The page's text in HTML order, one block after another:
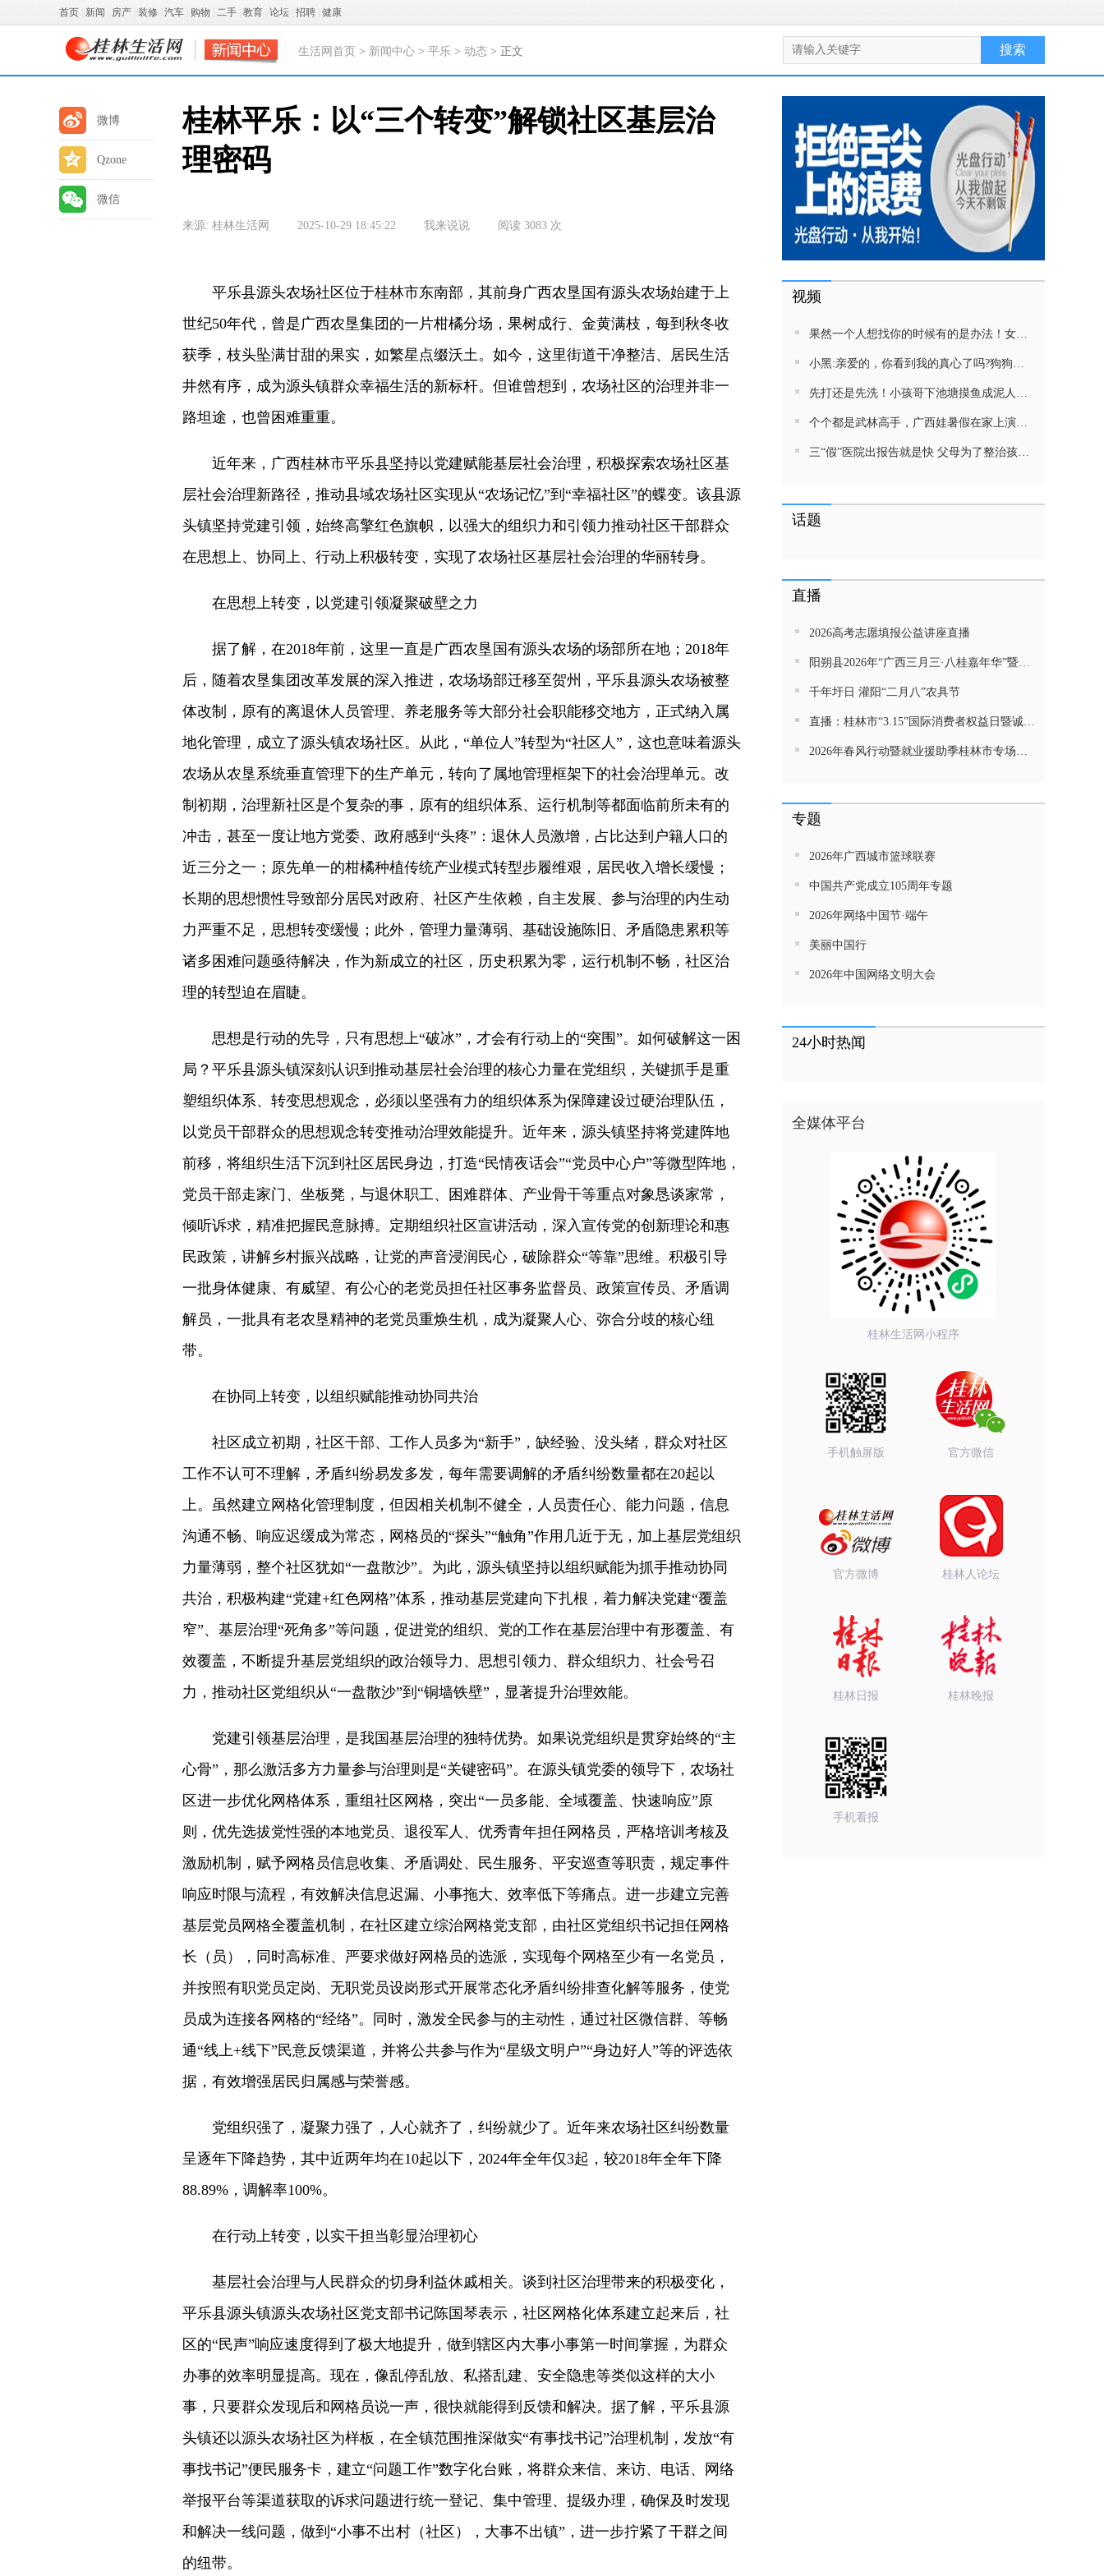
首页 新闻 房产 装修 汽车 购物 二手 教育 论坛 招聘 健康
生活网首页 > 新闻中心 > 平乐 > 动态 > 正文
微博
Qzone
微信
桂林平乐：以“三个转变”解锁社区基层治
理密码
来源: 桂林生活网 2025-10-29 18:45:22 我来说说 阅读 3083 次
平乐县源头农场社区位于桂林市东南部 ， 其前身广西农垦国有源头农场始建于上
世纪50年代 ， 曾是广西农垦集团的一片柑橘分场，果树成行、金黄满枝，每到秋冬收
获季，枝头坠满甘甜的果实，如繁星点缀沃土。如今，这里街道干净整洁、居民生活
井然有序，成为源头镇群众幸福生活的新标杆。 但谁曾想到，农场社区的治理并非一
路坦途，也曾困难重重。
近年来，广西桂林市平乐县坚持以党建赋能基层社会治理，积极探索农场社区基
层社会治理新路径，推动县域农场社区实现从“农场记忆”到“幸福社区”的蝶变。该县源
头镇坚持党建引领，始终高擎红色旗帜，以强大的组织力和引领力推动社区干部群众
在思想上、协同上、行动上积极转变，实现了农场社区基层社会治理的华丽转身。
在思想上转变，以党建引领凝聚破壁之力
据了解，在2018年前，这里一直是广西农垦国有源头农场的场部所在地；2018年
后，随着农垦集团改革发展的深入推进，农场场部迁移至贺州，平乐县源头农场被整
体改制，原有的离退休人员管理、养老服务等大部分社会职能移交地方，正式纳入属
地化管理，成立了源头镇农场社区。从此，“单位人”转型为“社区人”，这也意味着源头
农场从农垦系统垂直管理下的生产单元，转向了属地管理框架下的社会治理单元。改
制初期，治理新社区是个复杂的事，原有的组织体系、运行机制等都面临前所未有的
冲击，甚至一度让地方党委、政府感到“头疼”：退休人员激增，占比达到户籍人口的
近三分之一；原先单一的柑橘种植传统产业模式转型步履维艰，居民收入增长缓慢；
长期的思想惯性导致部分居民对政府、社区产生依赖，自主发展、参与治理的内生动
力严重不足，思想转变缓慢；此外，管理力量薄弱、基础设施陈旧、矛盾隐患累积等
诸多困难问题亟待解决，作为新成立的社区，历史积累为零，运行机制不畅，社区治
理的转型迫在眉睫。
思想是行动的先导，只有思想上“破冰”，才会有行动上的“突围”。如何破解这一困
局？平乐县源头镇深刻认识到推动基层社会治理的核心力量在党组织，关键抓手是重
塑组织体系、转变思想观念，必须以坚强有力的组织体系为保障建设过硬治理队伍，
以党员干部群众的思想观念转变推动治理效能提升。近年来，源头镇坚持将党建阵地
前移，将组织生活下沉到社区居民身边，打造“民情夜话会”“党员中心户”等微型阵地，
党员干部走家门、坐板凳，与退休职工、困难群体、产业骨干等重点对象恳谈家常，
倾听诉求，精准把握民意脉搏。定期组织社区宣讲活动，深入宣传党的创新理论和惠
民政策，讲解乡村振兴战略，让党的声音浸润民心，破除群众“等靠”思维。积极引导
一批身体健康、有威望、有公心的老党员担任社区事务监督员、政策宣传员、矛盾调
解员，一批具有老农垦精神的老党员重焕生机，成为凝聚人心、弥合分歧的核心纽
带。
在协同上转变，以组织赋能推动协同共治
社区成立初期，社区干部、工作人员多为“新手”，缺经验、没头绪，群众对社区
工作不认可不理解，矛盾纠纷易发多发，每年需要调解的矛盾纠纷数量都在20起以
上。虽然建立网格化管理制度，但因相关机制不健全，人员责任心、能力问题，信息
沟通不畅、响应迟缓成为常态，网格员的“探头”“触角”作用几近于无，加上基层党组织
力量薄弱，整个社区犹如“一盘散沙”。为此，源头镇坚持以组织赋能为抓手推动协同
共治，积极构建“党建+红色网格”体系，推动基层党建向下扎根，着力解决党建“覆盖
窄”、基层治理“死角多”等问题，促进党的组织、党的工作在基层治理中有形覆盖、有
效覆盖，不断提升基层党组织的政治领导力、思想引领力、群众组织力、社会号召
力，推动社区党组织从“一盘散沙”到“铜墙铁壁”，显著提升治理效能。
党建引领基层治理，是我国基层治理的独特优势。如果说党组织是贯穿始终的“主
心骨”，那么激活多方力量参与治理则是“关键密码”。在源头镇党委的领导下，农场社
区进一步优化网格体系，重组社区网格，突出“一员多能、全域覆盖、快速响应”原
则，优先选拔党性强的本地党员、退役军人、优秀青年担任网格员，严格培训考核及
激励机制，赋予网格员信息收集、矛盾调处、民生服务、平安巡查等职责，规定事件
响应时限与流程，有效解决信息迟漏、小事拖大、效率低下等痛点。进一步建立完善
基层党员网格全覆盖机制，在社区建立综治网格党支部，由社区党组织书记担任网格
长（员），同时高标准、严要求做好网格员的选派，实现每个网格至少有一名党员，
并按照有职党员定岗、无职党员设岗形式开展常态化矛盾纠纷排查化解等服务，使党
员成为连接各网格的“经络”。同时，激发全民参与的主动性，通过社区微信群、等畅
通“线上+线下”民意反馈渠道，并将公共参与作为“星级文明户”“身边好人”等的评选依
据，有效增强居民归属感与荣誉感。
党组织强了，凝聚力强了，人心就齐了，纠纷就少了。近年来农场社区纠纷数量
呈逐年下降趋势，其中近两年均在10起以下，2024年全年仅3起，较2018年全年下降
88.89%，调解率100%。
在行动上转变，以实干担当彰显治理初心
基层社会治理与人民群众的切身利益休戚相关。谈到社区治理带来的积极变化，
平乐县源头镇源头农场社区党支部书记陈国琴表示，社区网格化体系建立起来后，社
区的“民声”响应速度得到了极大地提升，做到辖区内大事小事第一时间掌握，为群众
办事的效率明显提高。现在，像乱停乱放、私搭乱建、安全隐患等类似这样的大小
事，只要群众发现后和网格员说一声，很快就能得到反馈和解决。据了解，平乐县源
头镇还以源头农场社区为样板，在全镇范围推深做实“有事找书记”治理机制，发放“有
事找书记”便民服务卡，建立“问题工作”数字化台账，将群众来信、来访、电话、网络
举报平台等渠道获取的诉求问题进行统一登记、集中管理、提级办理，确保及时发现
和解决一线问题，做到“小事不出村（社区），大事不出镇”，进一步拧紧了干群之间
的纽带。
视频
果然一个人想找你的时候有的是办法！女生吵架将男友拉黑，结果男友给家里狗打电话了！汪：吵死了，一会就去把号码注销
小黑:亲爱的，你看到我的真心了吗?狗狗雨中等好朋狗不愿离去，网友:确实搞笑，黄黄都有男朋友，你却没有
先打还是先洗！小孩哥下池塘摸鱼成泥人！网友：这才是童年该有的样子，好怀念
个个都是武林高手，广西娃暑假在家上演武侠片，80后90后:以前我们也这样玩
三“假”医院出报告就是快 父母为了整治孩子少吃零食想尽了办法 网友：“又有”笑死我了
话题
直播
2026高考志愿填报公益讲座直播
阳朔县2026年“广西三月三·八桂嘉年华”暨金龙巡游活动直播
千年圩日 灌阳“二月八”农具节
直播：桂林市“3.15”国际消费者权益日暨诚信教育主题活动网民面对面活动
2026年春风行动暨就业援助季桂林市专场招聘活动直播带岗
专题
2026年广西城市篮球联赛
中国共产党成立105周年专题
2026年网络中国节·端午
美丽中国行
2026年中国网络文明大会
24小时热闻
全媒体平台
桂林生活网小程序
手机触屏版 官方微信
官方微博 桂林人论坛
桂林日报 桂林晚报
手机看报